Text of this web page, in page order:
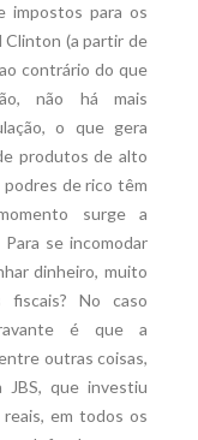
impostos para os
Clinton (a partir de
contrário do que
não há mais
o que gera
produtos de alto
podres de rico têm
surge a
se incomodar
dinheiro, muito
fiscais? No caso
é que a
outras coisas,
que investiu
em todos os